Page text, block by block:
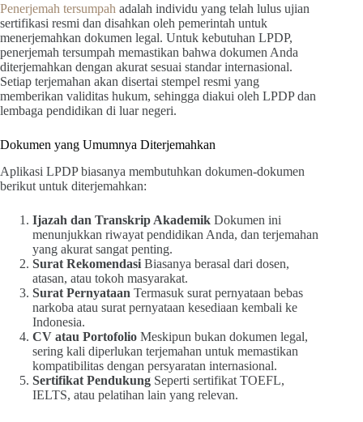
Penerjemah tersumpah adalah individu yang telah lulus ujian
sertifikasi resmi dan disahkan oleh pemerintah untuk
menerjemahkan dokumen legal. Untuk kebutuhan LPDP,
penerjemah tersumpah memastikan bahwa dokumen Anda
diterjemahkan dengan akurat sesuai standar internasional.
Setiap terjemahan akan disertai stempel resmi yang
memberikan validitas hukum, sehingga diakui oleh LPDP dan
lembaga pendidikan di luar negeri.
Dokumen yang Umumnya Diterjemahkan
Aplikasi LPDP biasanya membutuhkan dokumen-dokumen
berikut untuk diterjemahkan:
Ijazah dan Transkrip Akademik Dokumen ini
menunjukkan riwayat pendidikan Anda, dan terjemahan
yang akurat sangat penting.
Surat Rekomendasi Biasanya berasal dari dosen,
atasan, atau tokoh masyarakat.
Surat Pernyataan Termasuk surat pernyataan bebas
narkoba atau surat pernyataan kesediaan kembali ke
Indonesia.
CV atau Portofolio Meskipun bukan dokumen legal,
sering kali diperlukan terjemahan untuk memastikan
kompatibilitas dengan persyaratan internasional.
Sertifikat Pendukung Seperti sertifikat TOEFL,
IELTS, atau pelatihan lain yang relevan.